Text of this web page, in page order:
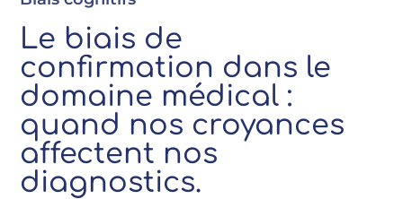
Le biais de
confirmation dans le
domaine médical :
quand nos croyances
affectent nos
diagnostics.